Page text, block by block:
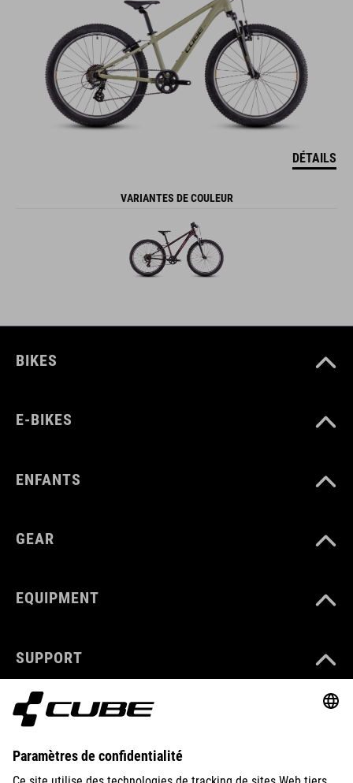
DÉTAILS
VARIANTES DE COULEUR
BIKES
E-BIKES
ENFANTS
GEAR
EQUIPMENT
SUPPORT
ABOUT US
EXPLORE